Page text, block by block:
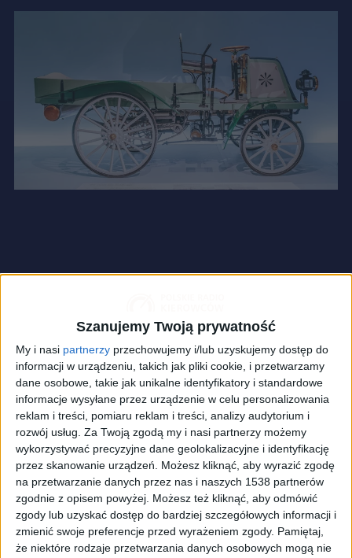
Szanujemy Twoją prywatność
My i nasi partnerzy przechowujemy i/lub uzyskujemy dostęp do
informacji w urządzeniu, takich jak pliki cookie, i przetwarzamy
dane osobowe, takie jak unikalne identyfikatory i standardowe
informacje wysyłane przez urządzenie w celu personalizowania
reklam i treści, pomiaru reklam i treści, analizy audytorium i
rozwój usług. Za Twoją zgodą my i nasi partnerzy możemy
wykorzystywać precyzyjne dane geolokalizacyjne i identyfikację
przez skanowanie urządzeń. Możesz kliknąć, aby wyrazić zgodę
na przetwarzanie danych przez nas i naszych 1538 partnerów
zgodnie z opisem powyżej. Możesz też kliknąć, aby odmówić
zgody lub uzyskać dostęp do bardziej szczegółowych informacji i
zmienić swoje preferencje przed wyrażeniem zgody. Pamiętaj,
że niektóre rodzaje przetwarzania danych osobowych mogą nie
Mercedes z końca XIX wiekuFoto:materiały prasowe/Mercedes-
Benz
W świecie samochodów dostawczych Mercedes
odgrywa bardzo ważną rolę i w przeciwieństwie do